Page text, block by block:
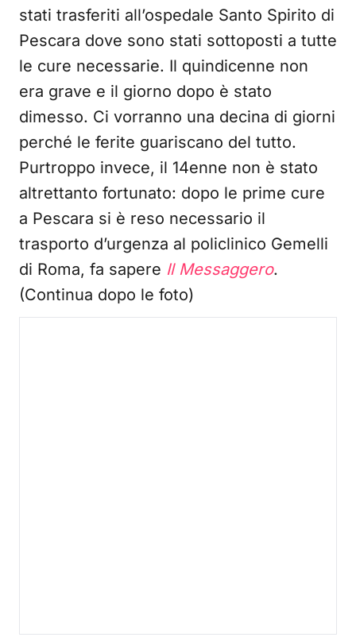
stati trasferiti all’ospedale Santo Spirito di
Pescara dove sono stati sottoposti a tutte
le cure necessarie. Il quindicenne non
era grave e il giorno dopo è stato
dimesso. Ci vorranno una decina di giorni
perché le ferite guariscano del tutto.
Purtroppo invece, il 14enne non è stato
altrettanto fortunato: dopo le prime cure
a Pescara si è reso necessario il
trasporto d’urgenza al policlinico Gemelli
di Roma, fa sapere Il Messaggero.
(Continua dopo le foto)